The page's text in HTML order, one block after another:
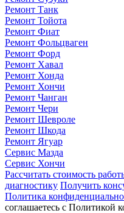
Ремонт Танк
Ремонт Тойота
Ремонт Фиат
Ремонт Фольцваген
Ремонт Форд
Ремонт Хавал
Ремонт Хонда
Ремонт Хончи
Ремонт Чанган
Ремонт Чери
Ремонт Шевроле
Ремонт Шкода
Ремонт Ягуар
Сервис Мазда
Сервис Хончи
Рассчитать стоимость
диагностику Получить
Политика
соглашаетесь с Политикой